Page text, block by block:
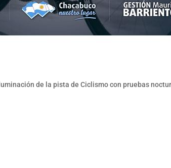
de la pista de Ciclismo con pruebas